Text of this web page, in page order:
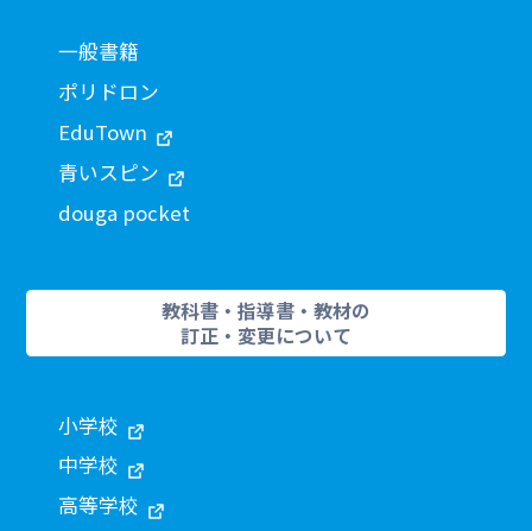
一般書籍
ポリドロン
EduTown
青いスピン
douga pocket
教科書・指導書・教材の
訂正・変更について
小学校
中学校
高等学校